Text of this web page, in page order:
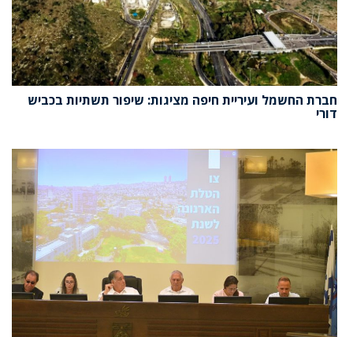
חברת החשמל ועיריית חיפה מציגות: שיפור תשתיות בכביש
דורי